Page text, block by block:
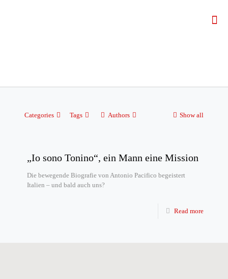
Categories Tags Authors Show all
„Io sono Tonino“, ein Mann eine Mission
Die bewegende Biografie von Antonio Pacifico begeistert
Italien – und bald auch uns?
Read more